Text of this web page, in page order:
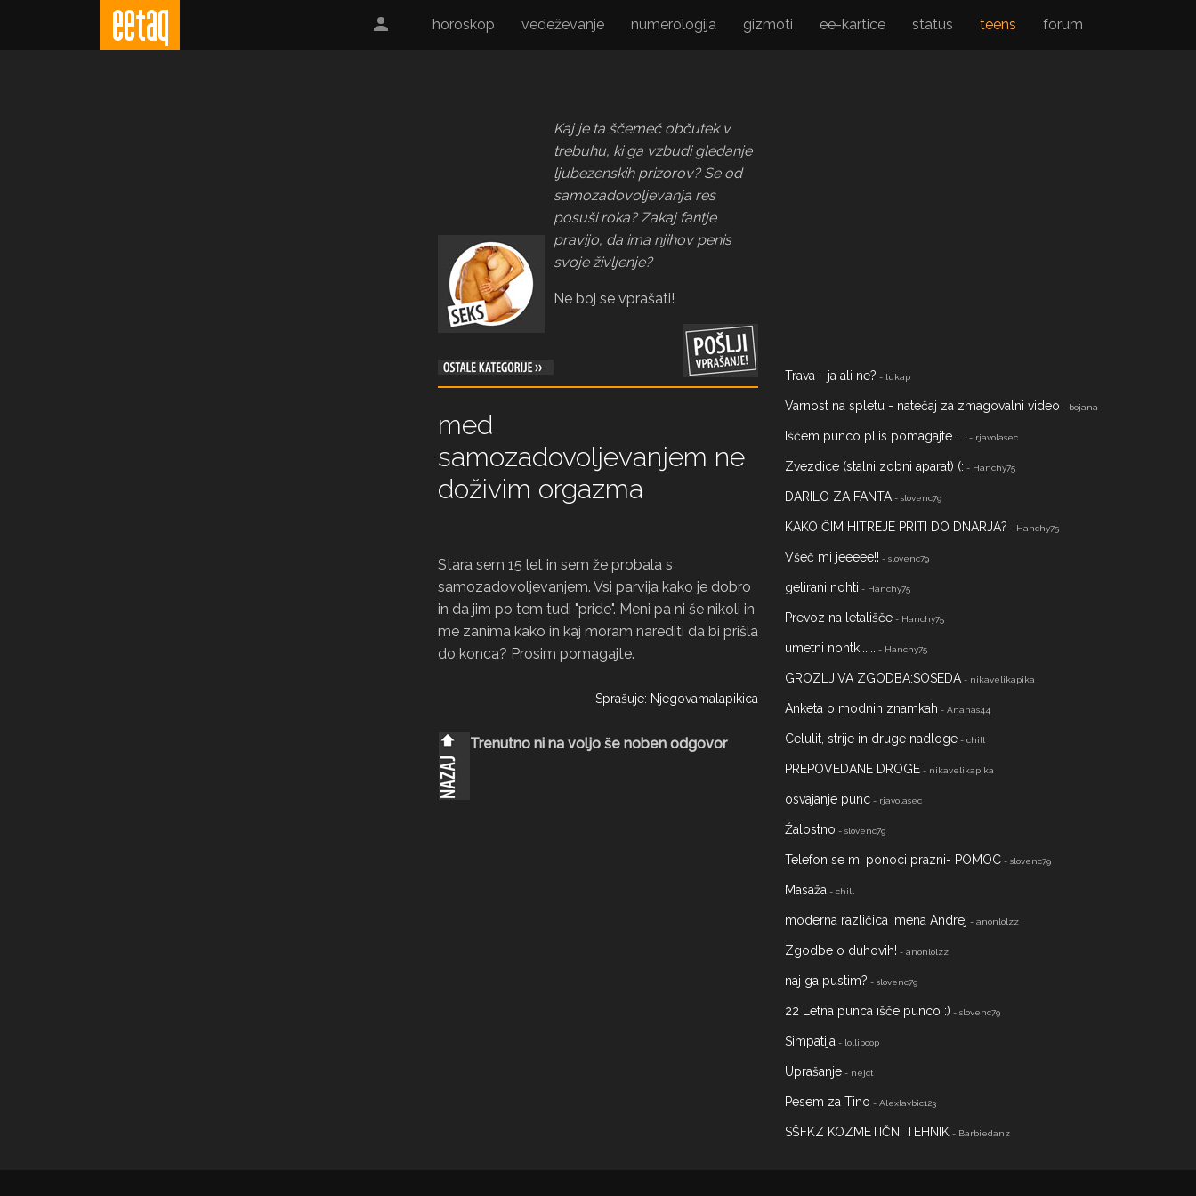
horoskop vedeževanje numerologija gizmoti ee-kartice status teens forum
Kaj je ta ščemeč občutek v
trebuhu, ki ga vzbudi gledanje
ljubezenskih prizorov? Se od
samozadovoljevanja res
posuši roka? Zakaj fantje
pravijo, da ima njihov penis
svoje življenje?
Ne boj se vprašati!
med
samozadovoljevanjem ne
doživim orgazma
Stara sem 15 let in sem že probala s
samozadovoljevanjem. Vsi parvija kako je dobro
in da jim po tem tudi "pride". Meni pa ni še nikoli in
me zanima kako in kaj moram narediti da bi prišla
do konca? Prosim pomagajte.
Sprašuje: Njegovamalapikica
Trenutno ni na voljo še noben odgovor
Trava - ja ali ne? - lukap
Varnost na spletu - natečaj za zmagovalni video - bojana
Iščem punco pliis pomagajte .... - rjavolasec
Zvezdice (stalni zobni aparat) (: - Hanchy75
DARILO ZA FANTA - slovenc79
KAKO ČIM HITREJE PRITI DO DNARJA? - Hanchy75
Všeč mi jeeeee!! - slovenc79
gelirani nohti - Hanchy75
Prevoz na letališče - Hanchy75
umetni nohtki..... - Hanchy75
GROZLJIVA ZGODBA:SOSEDA - nikavelikapika
Anketa o modnih znamkah - Ananas44
Celulit, strije in druge nadloge - chill
PREPOVEDANE DROGE - nikavelikapika
osvajanje punc - rjavolasec
Žalostno - slovenc79
Telefon se mi ponoci prazni- POMOC - slovenc79
Masaža - chill
moderna različica imena Andrej - anonlolzz
Zgodbe o duhovih! - anonlolzz
naj ga pustim? - slovenc79
22 Letna punca išče punco :) - slovenc79
Simpatija - lollipoop
Uprašanje - nejct
Pesem za Tino - Alexlavbic123
SŠFKZ KOZMETIČNI TEHNIK - Barbiedanz